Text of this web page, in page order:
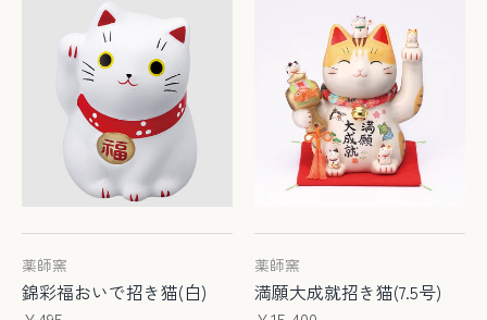
薬師窯
錦彩福おいで招き猫(白)
薬師窯
満願大成就招き猫(7.5号)